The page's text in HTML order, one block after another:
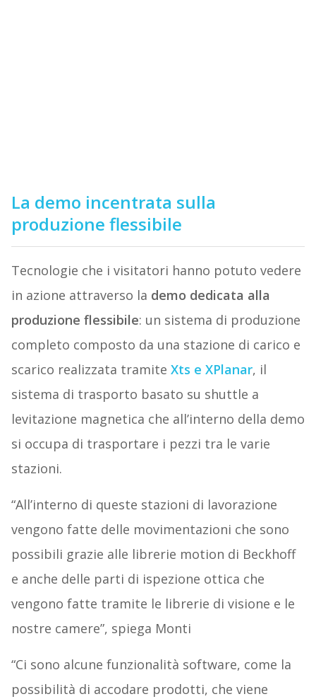
La demo incentrata sulla
produzione flessibile
Tecnologie che i visitatori hanno potuto vedere
in azione attraverso la demo dedicata alla
produzione flessibile: un sistema di produzione
completo composto da una stazione di carico e
scarico realizzata tramite Xts e XPlanar, il
sistema di trasporto basato su shuttle a
levitazione magnetica che all’interno della demo
si occupa di trasportare i pezzi tra le varie
stazioni.
“All’interno di queste stazioni di lavorazione
vengono fatte delle movimentazioni che sono
possibili grazie alle librerie motion di Beckhoff
e anche delle parti di ispezione ottica che
vengono fatte tramite le librerie di visione e le
nostre camere”, spiega Monti
“Ci sono alcune funzionalità software, come la
possibilità di accodare prodotti, che viene